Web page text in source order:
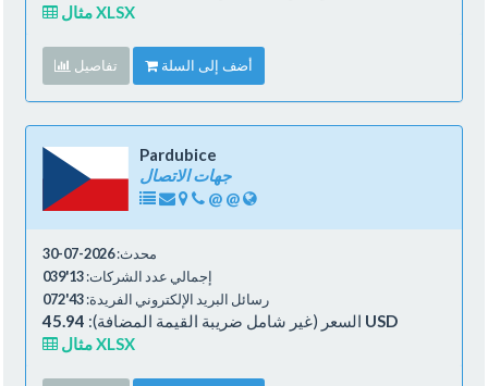
مثال XLSX
تفاصيل أضف إلى السلة
Pardubice
جهات الاتصال
@ @
محدث:2026-07-30
إجمالي عدد الشركات:13'039
رسائل البريد الإلكتروني الفريدة:43'072
السعر (غير شامل ضريبة القيمة المضافة): 45.94 USD
مثال XLSX